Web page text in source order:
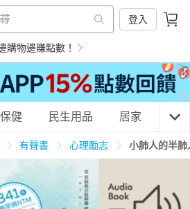
登入
購物邊賺點數！
糕 養生保健 民生用品
保健 民生用品 居家 3C
有聲書 心理勵志 小肺人的半